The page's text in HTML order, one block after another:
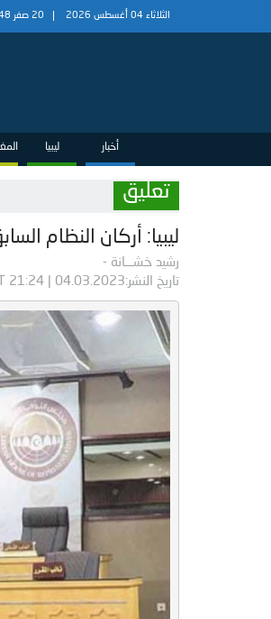
الثلاثاء 04 أغسطس 2026 20 صفر 1448
أخبار ليبيا
تعليق
ليبيا: أركان النظام
رشيد خشـــانة -
تاريخ النشر:04.03.2023 | 21:24 GMT